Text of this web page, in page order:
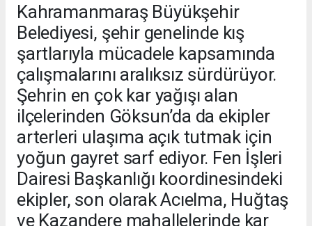
Kahramanmaraş Büyükşehir
Belediyesi, şehir genelinde kış
şartlarıyla mücadele kapsamında
çalışmalarını aralıksız sürdürüyor.
Şehrin en çok kar yağışı alan
ilçelerinden Göksun’da da ekipler
arterleri ulaşıma açık tutmak için
yoğun gayret sarf ediyor. Fen İşleri
Dairesi Başkanlığı koordinesindeki
ekipler, son olarak Acıelma, Huğtaş
ve Kazandere mahallelerinde kar